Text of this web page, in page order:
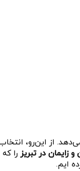
می‌دهد. از این‌رو،
در تبریز را
ایم.